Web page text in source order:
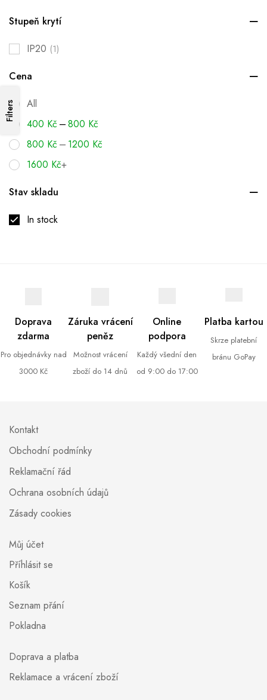
Stupeň krytí
IP20 (1)
Cena
All
400 Kč –800 Kč
800 Kč – 1200 Kč
1600 Kč+
Stav skladu
In stock
Filters
Doprava
zdarma
Pro objednávky nad
3000 Kč
Záruka vrácení
peněz
Možnost vrácení
zboží do 14 dnů
Online
podpora
Každý všední den
od 9:00 do 17:00
Platba kartou
Skrze platební
bránu GoPay
Kontakt
Obchodní podmínky
Reklamační řád
Ochrana osobních údajů
Zásady cookies
Můj účet
Příhlásit se
Košík
Seznam přání
Pokladna
Doprava a platba
Reklamace a vrácení zboží